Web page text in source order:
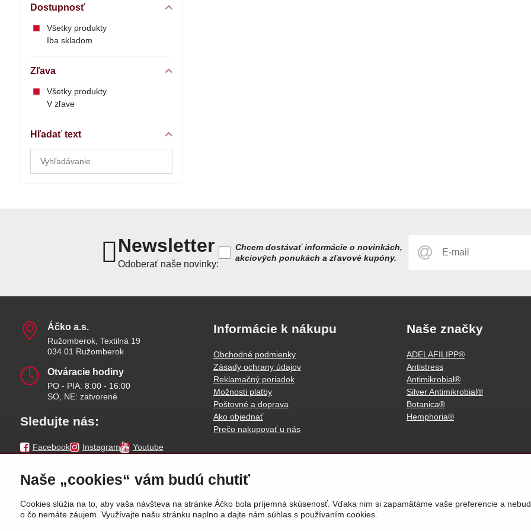
Dostupnosť
Všetky produkty
Iba skladom
Zľava
Všetky produkty
V zľave
Hľadať text
výsledky
Newsletter
Odoberať naše novinky:
Chcem dostávať informácie o novinkách,
akciových ponukách a zľavové kupóny.
Áčko a​.s​.
Ružomberok, Textilná 19
034 01 Ružomberok
Otváracie hodiny
PO - PIA: 8:00 - 16:00
SO, NE: zatvorené
Sledujte nás:
Facebook Instagram Youtube
Informácie k nákupu
Obchodné podmienky
Zásady ochrany údajov
Reklamačný poriadok
Možnosti platby
Poštovné a doprava
Ako objednať
Prečo nakupovať u nás
Naše značky
ADELAFILIPP®
Antistress
Antimikrobial®
Silver Antimikrobial®
Botanica®
Hemphoria®
Naše „cookies“ vám budú chutiť
Cookies slúžia na to, aby vaša návšteva na stránke Áčko bola príjemná skúsenosť. Vďaka nim si zapamätáme vaše preferencie a
o čo nemáte záujem. Využívajte našu stránku naplno a dajte nám súhlas s používaním cookies.